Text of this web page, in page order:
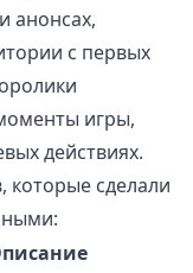
анонсах,
с первых
игры,
действиях.
которые сделали